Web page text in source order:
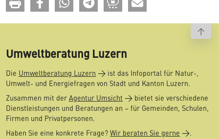
Umweltberatung Luzern
Die Umweltberatung Luzern
ist das Infoportal für Natur-,
Umwelt- und Energiefragen von Stadt und Kanton Luzern.
Zusammen mit der Agentur Umsicht
bietet sie verschiedene
Dienstleistungen und Beratungen an – für Gemeinden, Schulen,
Firmen und Privatpersonen.
Haben Sie eine konkrete Frage? Wir beraten Sie gerne
.